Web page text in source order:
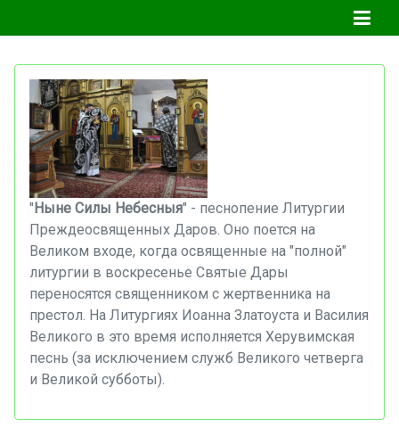
" Ныне Силы Небесныя" - песнопение Литургии
Преждеосвященных Даров. Оно поется на
Великом входе, когда освященные на "полной"
литургии в воскресенье Святые Дары
переносятся священником с жертвенника на
престол. На Литургиях Иоанна Златоуста и Василия
Великого в это время исполняется Херувимская
песнь (за исключением служб Великого четверга
и Великой субботы).